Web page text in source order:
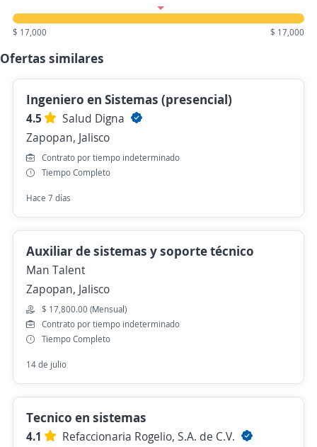
$ 17,000 $ 17,000
Ofertas similares
Ingeniero en Sistemas (presencial)
4.5
Salud Digna
Zapopan, Jalisco
Contrato por tiempo indeterminado
Tiempo Completo
Hace 7 días
Auxiliar de sistemas y soporte técnico
Man Talent
Zapopan, Jalisco
$ 17,800.00 (Mensual)
Contrato por tiempo indeterminado
Tiempo Completo
14 de julio
Tecnico en sistemas
4.1
Refaccionaria Rogelio, S.A. de C.V.